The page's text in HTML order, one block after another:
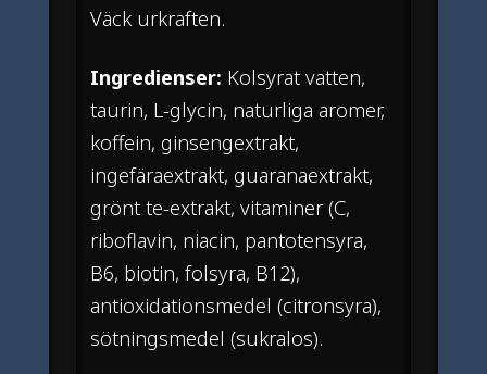
Väck urkraften.
Ingredienser: Kolsyrat vatten,
taurin, L-glycin, naturliga aromer,
koffein, ginsengextrakt,
ingefäraextrakt, guaranaextrakt,
grönt te-extrakt, vitaminer (C,
riboflavin, niacin, pantotensyra,
B6, biotin, folsyra, B12),
antioxidationsmedel (citronsyra),
sötningsmedel (sukralos).